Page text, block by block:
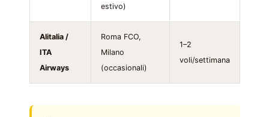
estivo)
Alitalia /
ITA
Airways
Roma FCO,
Milano
(occasionali)
1–2
voli/settimana